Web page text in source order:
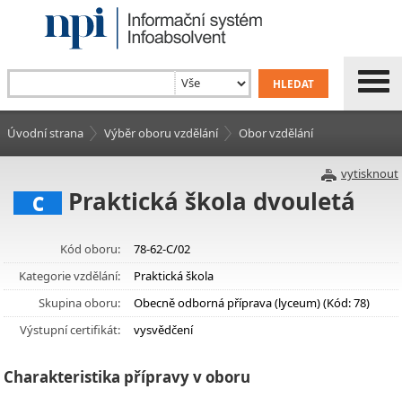
Úvodní strana Výběr oboru vzdělání Obor vzdělání
vytisknout
C Praktická škola dvouletá
Kód oboru:
78-62-C/02
Kategorie vzdělání:
Praktická škola
Skupina oboru:
Obecně odborná příprava (lyceum) (Kód: 78)
Výstupní certifikát:
vysvědčení
Charakteristika přípravy v oboru